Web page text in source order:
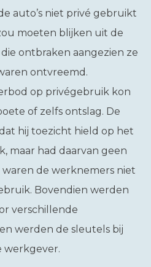
auto’s niet privé gebruikt
moeten blijken uit de
ontbraken aangezien ze
ontvreemd.
op privégebruik kon
of zelfs ontslag. De
hij toezicht hield op het
maar had daarvan geen
waren de werknemers niet
Bovendien werden
verschillende
werden de sleutels bij
werkgever.